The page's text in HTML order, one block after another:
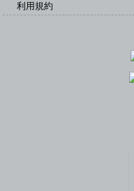
利用規約
一般社